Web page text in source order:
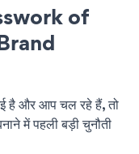
of
है और आप चल रहे हैं, तो
में पहली बड़ी चुनौती